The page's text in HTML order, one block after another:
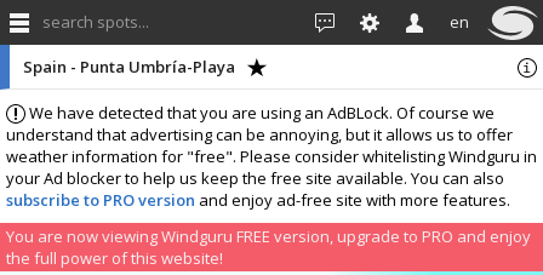
search spots... en
We have detected that you are using an AdBLock. Of course we
understand that advertising can be annoying, but it allows us to offer
weather information for "free". Please consider whitelisting Windguru in
your Ad blocker to help us keep the free site available. You can also
subscribe to PRO version and enjoy ad-free site with more features.
You are now viewing Windguru FREE version, upgrade to PRO and enjoy
the full power of this website!
Spain - Punta Umbría-Playa